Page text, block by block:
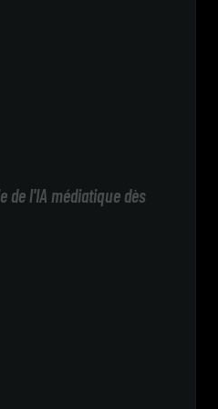
de l'IA médiatique dès